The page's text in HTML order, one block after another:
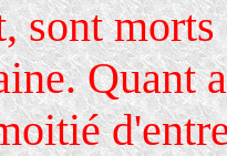
sont
Quant